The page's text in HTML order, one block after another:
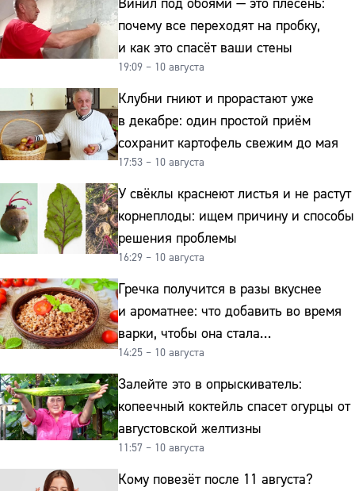
почему все переходят на пробку,
и как это спасёт ваши стены
19:09 – 10 августа
Клубни гниют и прорастают уже
в декабре: один простой приём
сохранит картофель свежим до мая
17:53 – 10 августа
У свёклы краснеют листья и не растут
корнеплоды: ищем причину и способы
решения проблемы
16:29 – 10 августа
Гречка получится в разы вкуснее
и ароматнее: что добавить во время
варки, чтобы она стала
как в ресторане
14:25 – 10 августа
Залейте это в опрыскиватель:
копеечный коктейль спасет огурцы от
августовской желтизны
11:57 – 10 августа
Кому повезёт после 11 августа?